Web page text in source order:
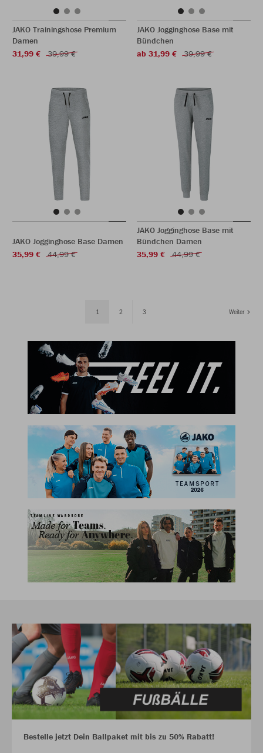
JAKO Trainingshose Premium
Damen
31,99 €
39,99 €
JAKO Jogginghose Base mit
Bündchen
ab 31,99 €
39,99 €
JAKO Jogginghose Base Damen
35,99 €
44,99 €
JAKO Jogginghose Base mit
Bündchen Damen
35,99 €
44,99 €
1 2 3 Weiter
Bestelle jetzt Dein Ballpaket mit bis zu 50% Rabatt!